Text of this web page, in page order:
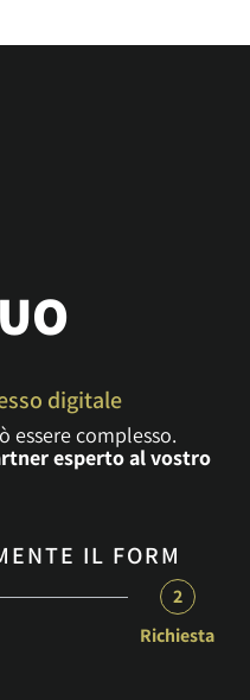
digitale
essere complesso.
esperto al vostro
IL FORM
2
Richiesta